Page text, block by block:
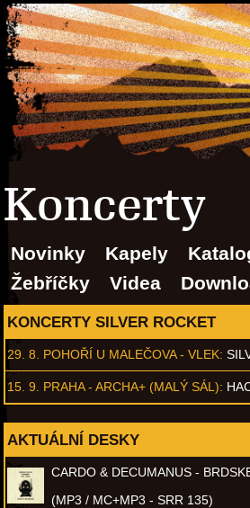
Koncerty
Novinky Kapely
Žebříčky
Videa
KONCERTY SILVER ROCKET
29. 8. POHOŘÍ U MALEČOVA - VLEK:
15. 9. PRAHA - ARCHA+ (MALÝ SÁL):
AKTUÁLNÍ DESKY
CARDO & DECUMANUS -
(MP3 / MC+MP3 - SRR 135)